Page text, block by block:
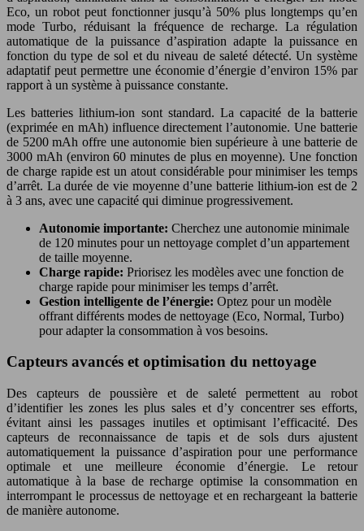
Eco, un robot peut fonctionner jusqu’à 50% plus longtemps qu’en
mode Turbo, réduisant la fréquence de recharge. La régulation
automatique de la puissance d’aspiration adapte la puissance en
fonction du type de sol et du niveau de saleté détecté. Un système
adaptatif peut permettre une économie d’énergie d’environ 15% par
rapport à un système à puissance constante.
Les batteries lithium-ion sont standard. La capacité de la batterie
(exprimée en mAh) influence directement l’autonomie. Une batterie
de 5200 mAh offre une autonomie bien supérieure à une batterie de
3000 mAh (environ 60 minutes de plus en moyenne). Une fonction
de charge rapide est un atout considérable pour minimiser les temps
d’arrêt. La durée de vie moyenne d’une batterie lithium-ion est de 2
à 3 ans, avec une capacité qui diminue progressivement.
Autonomie importante: Cherchez une autonomie minimale
de 120 minutes pour un nettoyage complet d’un appartement
de taille moyenne.
Charge rapide: Priorisez les modèles avec une fonction de
charge rapide pour minimiser les temps d’arrêt.
Gestion intelligente de l’énergie: Optez pour un modèle
offrant différents modes de nettoyage (Eco, Normal, Turbo)
pour adapter la consommation à vos besoins.
Capteurs avancés et optimisation du nettoyage
Des capteurs de poussière et de saleté permettent au robot
d’identifier les zones les plus sales et d’y concentrer ses efforts,
évitant ainsi les passages inutiles et optimisant l’efficacité. Des
capteurs de reconnaissance de tapis et de sols durs ajustent
automatiquement la puissance d’aspiration pour une performance
optimale et une meilleure économie d’énergie. Le retour
automatique à la base de recharge optimise la consommation en
interrompant le processus de nettoyage et en rechargeant la batterie
de manière autonome.